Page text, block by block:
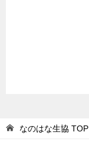
なのはな生協 TOP